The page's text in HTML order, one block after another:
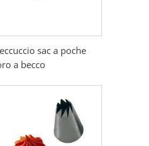
sac a poche
a becco